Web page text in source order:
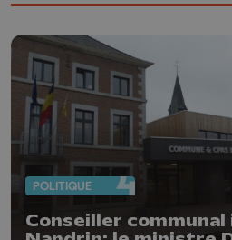
POLITIQUE
Conseiller communal